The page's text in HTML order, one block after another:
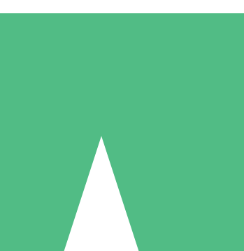
5 Descargas
15